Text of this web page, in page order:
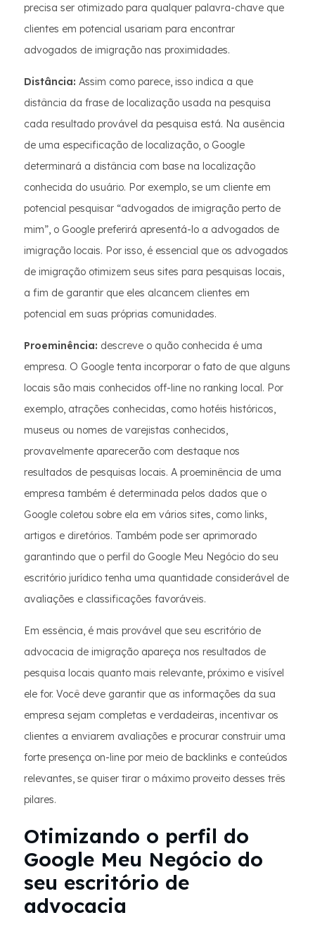
precisa ser otimizado para qualquer palavra-chave que
clientes em potencial usariam para encontrar
advogados de imigração nas proximidades.
Distância: Assim como parece, isso indica a que
distância da frase de localização usada na pesquisa
cada resultado provável da pesquisa está. Na ausência
de uma especificação de localização, o Google
determinará a distância com base na localização
conhecida do usuário. Por exemplo, se um cliente em
potencial pesquisar “advogados de imigração perto de
mim”, o Google preferirá apresentá-lo a advogados de
imigração locais. Por isso, é essencial que os advogados
de imigração otimizem seus sites para pesquisas locais,
a fim de garantir que eles alcancem clientes em
potencial em suas próprias comunidades.
Proeminência: descreve o quão conhecida é uma
empresa. O Google tenta incorporar o fato de que alguns
locais são mais conhecidos off-line no ranking local. Por
exemplo, atrações conhecidas, como hotéis históricos,
museus ou nomes de varejistas conhecidos,
provavelmente aparecerão com destaque nos
resultados de pesquisas locais. A proeminência de uma
empresa também é determinada pelos dados que o
Google coletou sobre ela em vários sites, como links,
artigos e diretórios. Também pode ser aprimorado
garantindo que o perfil do Google Meu Negócio do seu
escritório jurídico tenha uma quantidade considerável de
avaliações e classificações favoráveis.
Em essência, é mais provável que seu escritório de
advocacia de imigração apareça nos resultados de
pesquisa locais quanto mais relevante, próximo e visível
ele for. Você deve garantir que as informações da sua
empresa sejam completas e verdadeiras, incentivar os
clientes a enviarem avaliações e procurar construir uma
forte presença on-line por meio de backlinks e conteúdos
relevantes, se quiser tirar o máximo proveito desses três
pilares.
Otimizando o perfil do
Google Meu Negócio do
seu escritório de
advocacia